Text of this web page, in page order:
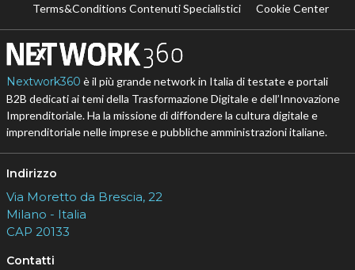
Terms&Conditions Contenuti Specialistici
Cookie Center
Nextwork360 è il più grande network in Italia di testate e portali
B2B dedicati ai temi della Trasformazione Digitale e dell’Innovazione
Imprenditoriale. Ha la missione di diffondere la cultura digitale e
imprenditoriale nelle imprese e pubbliche amministrazioni italiane.
Indirizzo
Via Moretto da Brescia, 22
Milano - Italia
CAP 20133
Contatti